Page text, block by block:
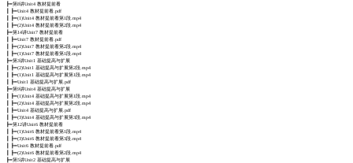
┣━第8讲Unit4 教材提前看
┃ ┣━Unit4 教材提前看.pdf
┃ ┣━(1)Unit4 教材提前看第1段.mp4
┃ ┣━(2)Unit4 教材提前看第2段.mp4
┣━第14讲Unit7 教材提前看
┃ ┣━Unit7 教材提前看.pdf
┃ ┣━(2)Unit7 教材提前看第2段.mp4
┃ ┣━(1)Unit7 教材提前看第1段.mp4
┣━第3讲Unit1 基础提高与扩展
┃ ┣━(2)Unit1 基础提高与扩展第2段.mp4
┃ ┣━(1)Unit1 基础提高与扩展第1段.mp4
┃ ┣━Unit1 基础提高与扩展.pdf
┣━第9讲Unit4 基础提高与扩展
┃ ┣━(1)Unit4 基础提高与扩展第1段.mp4
┃ ┣━(2)Unit4 基础提高与扩展第2段.mp4
┃ ┣━Unit4 基础提高与扩展.pdf
┃ ┣━(3)Unit4 基础提高与扩展第3段.mp4
┣━第12讲Unit6 教材提前看
┃ ┣━(1)Unit6 教材提前看第1段.mp4
┃ ┣━(3)Unit6 教材提前看第3段.mp4
┃ ┣━Unit6 教材提前看.pdf
┃ ┣━(2)Unit6 教材提前看第2段.mp4
┣━第5讲Unit2 基础提高与扩展